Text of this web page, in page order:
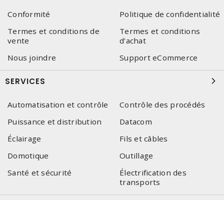
Conformité
Politique de confidentialité
Termes et conditions de
vente
Termes et conditions
d'achat
Nous joindre
Support eCommerce
SERVICES
Automatisation et contrôle
Contrôle des procédés
Puissance et distribution
Datacom
Éclairage
Fils et câbles
Domotique
Outillage
Santé et sécurité
Électrification des
transports